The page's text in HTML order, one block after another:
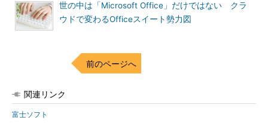
世の中は「Microsoft Office」だけではない クラ
ウドで変わるOfficeスイート勢力図
前のページへ
関連リンク
富士ソフト